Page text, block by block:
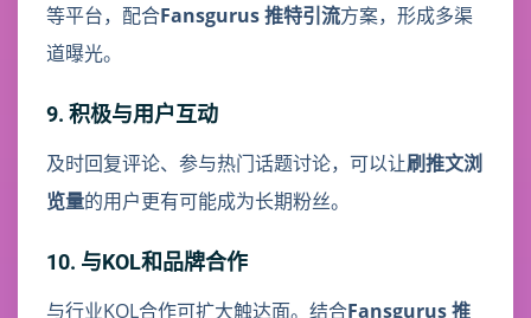
等平台，配合Fansgurus 推特引流方案，形成多渠
道曝光。
9. 积极与用户互动
及时回复评论、参与热门话题讨论，可以让刷推文浏
览量的用户更有可能成为长期粉丝。
10. 与KOL和品牌合作
与行业KOL合作可扩大触达面。结合Fansgurus 推